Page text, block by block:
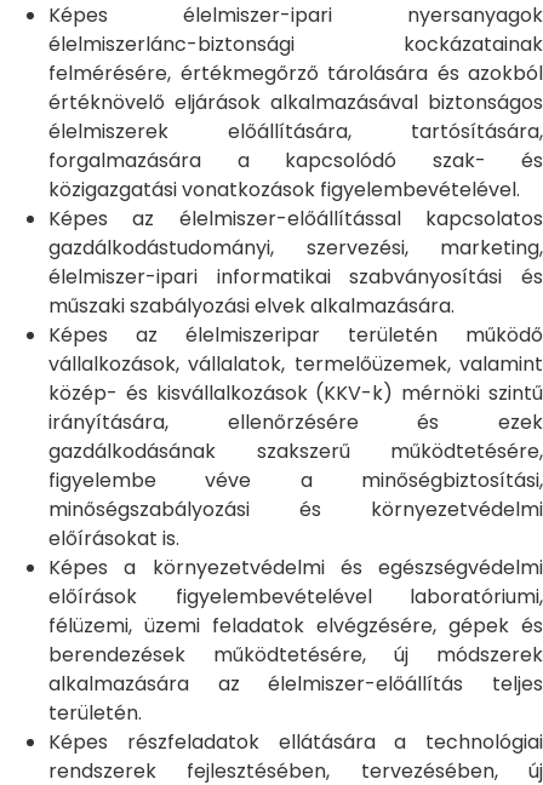
Képes élelmiszer-ipari nyersanyagok
élelmiszerlánc-biztonsági kockázatainak
felmérésére, értékmegőrző tárolására és azokból
értéknövelő eljárások alkalmazásával biztonságos
élelmiszerek előállítására, tartósítására,
forgalmazására a kapcsolódó szak- és
közigazgatási vonatkozások figyelembevételével.
Képes az élelmiszer-előállítással kapcsolatos
gazdálkodástudományi, szervezési, marketing,
élelmiszer-ipari informatikai szabványosítási és
műszaki szabályozási elvek alkalmazására.
Képes az élelmiszeripar területén működő
vállalkozások, vállalatok, termelőüzemek, valamint
közép- és kisvállalkozások (KKV-k) mérnöki szintű
irányítására, ellenőrzésére és ezek
gazdálkodásának szakszerű működtetésére,
figyelembe véve a minőségbiztosítási,
minőségszabályozási és környezetvédelmi
előírásokat is.
Képes a környezetvédelmi és egészségvédelmi
előírások figyelembevételével laboratóriumi,
félüzemi, üzemi feladatok elvégzésére, gépek és
berendezések működtetésére, új módszerek
alkalmazására az élelmiszer-előállítás teljes
területén.
Képes részfeladatok ellátására a technológiai
rendszerek fejlesztésében, tervezésében, új